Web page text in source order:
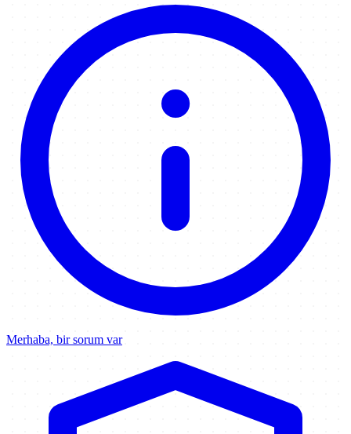
Merhaba, bir sorum var